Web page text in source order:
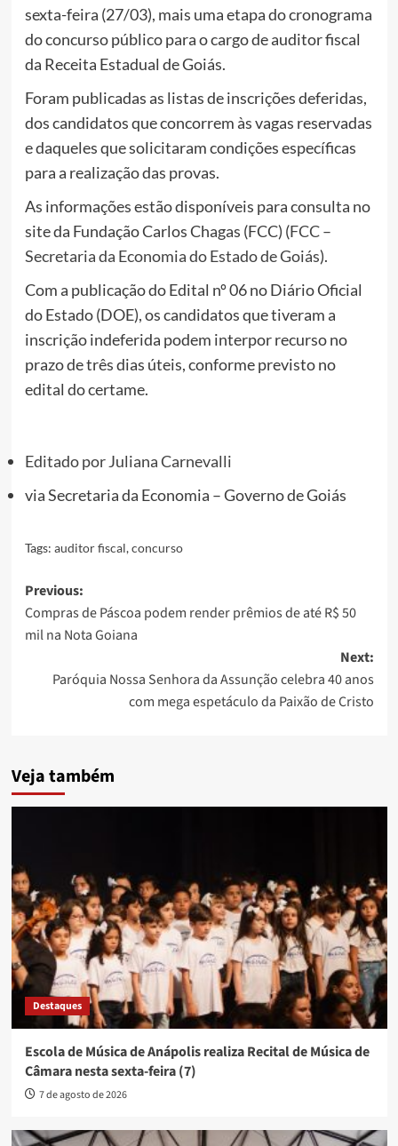
sexta-feira (27/03), mais uma etapa do cronograma
do concurso público para o cargo de auditor fiscal
da Receita Estadual de Goiás.
Foram publicadas as listas de inscrições deferidas,
dos candidatos que concorrem às vagas reservadas
e daqueles que solicitaram condições específicas
para a realização das provas.
As informações estão disponíveis para consulta no
site da Fundação Carlos Chagas (FCC) (FCC –
Secretaria da Economia do Estado de Goiás).
Com a publicação do Edital nº 06 no Diário Oficial
do Estado (DOE), os candidatos que tiveram a
inscrição indeferida podem interpor recurso no
prazo de três dias úteis, conforme previsto no
edital do certame.
Editado porJuliana Carnevalli
viaSecretaria da Economia – Governo de Goiás
Tags: auditor fiscal,concurso
Post
navigation
Previous:
Compras de Páscoa podem render prêmios de até R$ 50
mil na Nota Goiana
Next:
Paróquia Nossa Senhora da Assunção celebra 40 anos
com mega espetáculo da Paixão de Cristo
Veja também
Destaques
Escola de Música de Anápolis realiza Recital de Música de
Câmara nesta sexta-feira (7)
7 de agosto de 2026